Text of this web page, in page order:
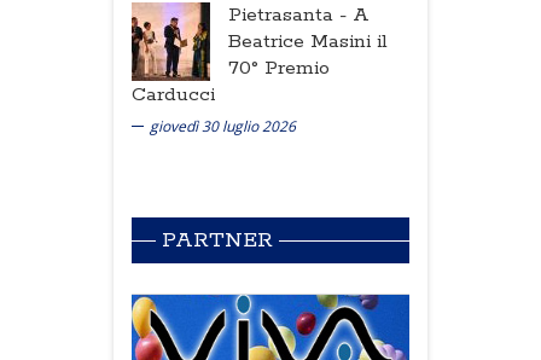
Pietrasanta - A
Beatrice Masini il
70° Premio
Carducci
giovedì 30 luglio 2026
PARTNER